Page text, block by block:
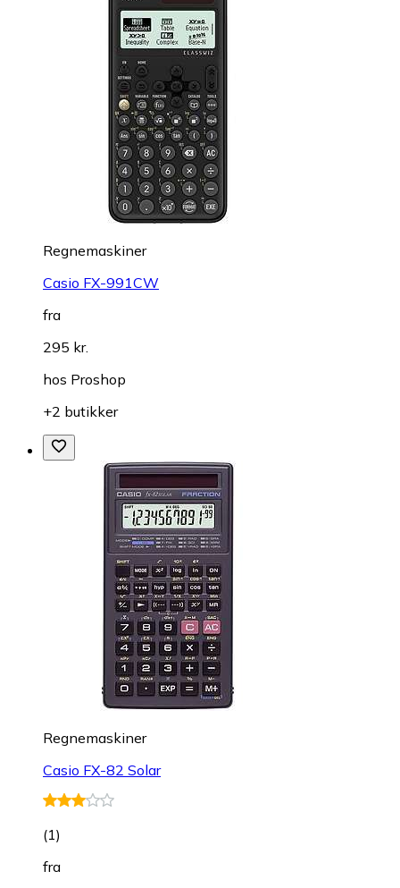
Regnemaskiner
Casio FX-991CW
fra
295 kr.
hos Proshop
+2 butikker
Regnemaskiner
Casio FX-82 Solar
(1)
fra